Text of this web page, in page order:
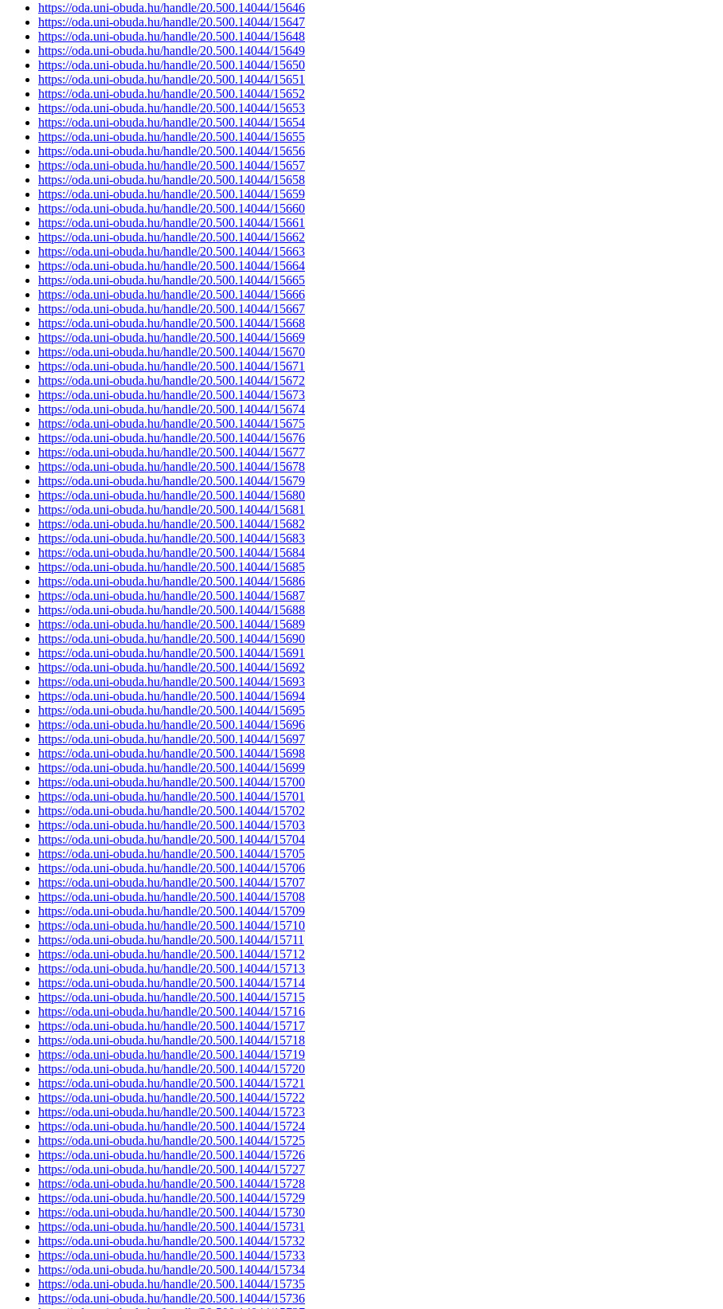
https://oda.uni-obuda.hu/handle/20.500.14044/15646
https://oda.uni-obuda.hu/handle/20.500.14044/15647
https://oda.uni-obuda.hu/handle/20.500.14044/15648
https://oda.uni-obuda.hu/handle/20.500.14044/15649
https://oda.uni-obuda.hu/handle/20.500.14044/15650
https://oda.uni-obuda.hu/handle/20.500.14044/15651
https://oda.uni-obuda.hu/handle/20.500.14044/15652
https://oda.uni-obuda.hu/handle/20.500.14044/15653
https://oda.uni-obuda.hu/handle/20.500.14044/15654
https://oda.uni-obuda.hu/handle/20.500.14044/15655
https://oda.uni-obuda.hu/handle/20.500.14044/15656
https://oda.uni-obuda.hu/handle/20.500.14044/15657
https://oda.uni-obuda.hu/handle/20.500.14044/15658
https://oda.uni-obuda.hu/handle/20.500.14044/15659
https://oda.uni-obuda.hu/handle/20.500.14044/15660
https://oda.uni-obuda.hu/handle/20.500.14044/15661
https://oda.uni-obuda.hu/handle/20.500.14044/15662
https://oda.uni-obuda.hu/handle/20.500.14044/15663
https://oda.uni-obuda.hu/handle/20.500.14044/15664
https://oda.uni-obuda.hu/handle/20.500.14044/15665
https://oda.uni-obuda.hu/handle/20.500.14044/15666
https://oda.uni-obuda.hu/handle/20.500.14044/15667
https://oda.uni-obuda.hu/handle/20.500.14044/15668
https://oda.uni-obuda.hu/handle/20.500.14044/15669
https://oda.uni-obuda.hu/handle/20.500.14044/15670
https://oda.uni-obuda.hu/handle/20.500.14044/15671
https://oda.uni-obuda.hu/handle/20.500.14044/15672
https://oda.uni-obuda.hu/handle/20.500.14044/15673
https://oda.uni-obuda.hu/handle/20.500.14044/15674
https://oda.uni-obuda.hu/handle/20.500.14044/15675
https://oda.uni-obuda.hu/handle/20.500.14044/15676
https://oda.uni-obuda.hu/handle/20.500.14044/15677
https://oda.uni-obuda.hu/handle/20.500.14044/15678
https://oda.uni-obuda.hu/handle/20.500.14044/15679
https://oda.uni-obuda.hu/handle/20.500.14044/15680
https://oda.uni-obuda.hu/handle/20.500.14044/15681
https://oda.uni-obuda.hu/handle/20.500.14044/15682
https://oda.uni-obuda.hu/handle/20.500.14044/15683
https://oda.uni-obuda.hu/handle/20.500.14044/15684
https://oda.uni-obuda.hu/handle/20.500.14044/15685
https://oda.uni-obuda.hu/handle/20.500.14044/15686
https://oda.uni-obuda.hu/handle/20.500.14044/15687
https://oda.uni-obuda.hu/handle/20.500.14044/15688
https://oda.uni-obuda.hu/handle/20.500.14044/15689
https://oda.uni-obuda.hu/handle/20.500.14044/15690
https://oda.uni-obuda.hu/handle/20.500.14044/15691
https://oda.uni-obuda.hu/handle/20.500.14044/15692
https://oda.uni-obuda.hu/handle/20.500.14044/15693
https://oda.uni-obuda.hu/handle/20.500.14044/15694
https://oda.uni-obuda.hu/handle/20.500.14044/15695
https://oda.uni-obuda.hu/handle/20.500.14044/15696
https://oda.uni-obuda.hu/handle/20.500.14044/15697
https://oda.uni-obuda.hu/handle/20.500.14044/15698
https://oda.uni-obuda.hu/handle/20.500.14044/15699
https://oda.uni-obuda.hu/handle/20.500.14044/15700
https://oda.uni-obuda.hu/handle/20.500.14044/15701
https://oda.uni-obuda.hu/handle/20.500.14044/15702
https://oda.uni-obuda.hu/handle/20.500.14044/15703
https://oda.uni-obuda.hu/handle/20.500.14044/15704
https://oda.uni-obuda.hu/handle/20.500.14044/15705
https://oda.uni-obuda.hu/handle/20.500.14044/15706
https://oda.uni-obuda.hu/handle/20.500.14044/15707
https://oda.uni-obuda.hu/handle/20.500.14044/15708
https://oda.uni-obuda.hu/handle/20.500.14044/15709
https://oda.uni-obuda.hu/handle/20.500.14044/15710
https://oda.uni-obuda.hu/handle/20.500.14044/15711
https://oda.uni-obuda.hu/handle/20.500.14044/15712
https://oda.uni-obuda.hu/handle/20.500.14044/15713
https://oda.uni-obuda.hu/handle/20.500.14044/15714
https://oda.uni-obuda.hu/handle/20.500.14044/15715
https://oda.uni-obuda.hu/handle/20.500.14044/15716
https://oda.uni-obuda.hu/handle/20.500.14044/15717
https://oda.uni-obuda.hu/handle/20.500.14044/15718
https://oda.uni-obuda.hu/handle/20.500.14044/15719
https://oda.uni-obuda.hu/handle/20.500.14044/15720
https://oda.uni-obuda.hu/handle/20.500.14044/15721
https://oda.uni-obuda.hu/handle/20.500.14044/15722
https://oda.uni-obuda.hu/handle/20.500.14044/15723
https://oda.uni-obuda.hu/handle/20.500.14044/15724
https://oda.uni-obuda.hu/handle/20.500.14044/15725
https://oda.uni-obuda.hu/handle/20.500.14044/15726
https://oda.uni-obuda.hu/handle/20.500.14044/15727
https://oda.uni-obuda.hu/handle/20.500.14044/15728
https://oda.uni-obuda.hu/handle/20.500.14044/15729
https://oda.uni-obuda.hu/handle/20.500.14044/15730
https://oda.uni-obuda.hu/handle/20.500.14044/15731
https://oda.uni-obuda.hu/handle/20.500.14044/15732
https://oda.uni-obuda.hu/handle/20.500.14044/15733
https://oda.uni-obuda.hu/handle/20.500.14044/15734
https://oda.uni-obuda.hu/handle/20.500.14044/15735
https://oda.uni-obuda.hu/handle/20.500.14044/15736